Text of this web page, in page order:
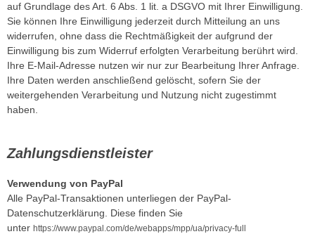
auf Grundlage des Art. 6 Abs. 1 lit. a DSGVO mit Ihrer Einwilligung.
Sie können Ihre Einwilligung jederzeit durch Mitteilung an uns
widerrufen, ohne dass die Rechtmäßigkeit der aufgrund der
Einwilligung bis zum Widerruf erfolgten Verarbeitung berührt wird.
Ihre E-Mail-Adresse nutzen wir nur zur Bearbeitung Ihrer Anfrage.
Ihre Daten werden anschließend gelöscht, sofern Sie der
weitergehenden Verarbeitung und Nutzung nicht zugestimmt
haben.
Zahlungsdienstleister
Verwendung von PayPal
Alle PayPal-Transaktionen unterliegen der PayPal-
Datenschutzerklärung. Diese finden Sie
unter https://www.paypal.com/de/webapps/mpp/ua/privacy-full